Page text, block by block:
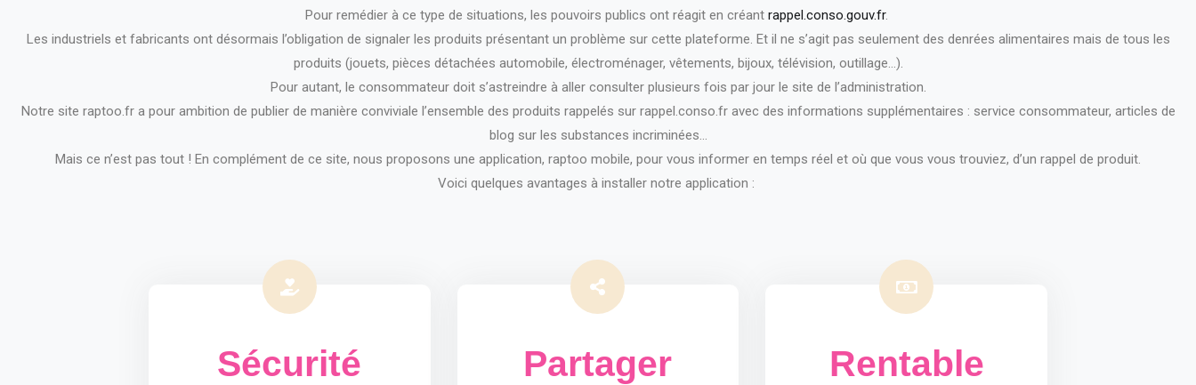
Pour remédier à ce type de situations, les pouvoirs publics ont réagit en créant rappel.conso.gouv.fr.
Les industriels et fabricants ont désormais l’obligation de signaler les produits présentant un problème sur cette plateforme. Et il ne s’agit pas seulement des denrées alimentaires mais de tous les
produits (jouets, pièces détachées automobile, électroménager, vêtements, bijoux, télévision, outillage…).
Pour autant, le consommateur doit s’astreindre à aller consulter plusieurs fois par jour le site de l’administration.
Notre site raptoo.fr a pour ambition de publier de manière conviviale l’ensemble des produits rappelés sur rappel.conso.fr avec des informations supplémentaires : service consommateur, articles de
blog sur les substances incriminées…
Mais ce n’est pas tout ! En complément de ce site, nous proposons une application, raptoo mobile, pour vous informer en temps réel et où que vous vous trouviez, d’un rappel de produit.
Voici quelques avantages à installer notre application :
Sécurité Partager Rentable